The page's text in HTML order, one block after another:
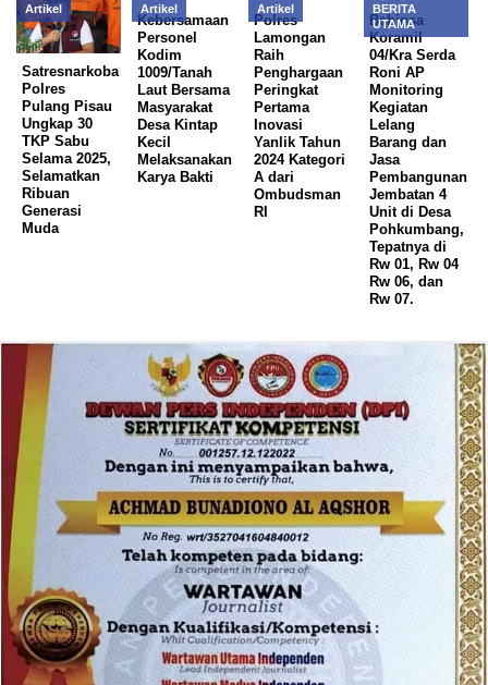
Artikel
Satresnarkoba
Polres
Pulang Pisau
Ungkap 30
TKP Sabu
Selama 2025,
Selamatkan
Ribuan
Generasi
Muda
Artikel
Kebersamaan
Personel
Kodim
1009/Tanah
Laut Bersama
Masyarakat
Desa Kintap
Kecil
Melaksanakan
Karya Bakti
Artikel
Polres
Lamongan
Raih
Penghargaan
Peringkat
Pertama
Inovasi
Yanlik Tahun
2024 Kategori
A dari
Ombudsman
RI
BERITA
UTAMA
Babinsa
Koramil
04/Kra Serda
Roni AP
Monitoring
Kegiatan
Lelang
Barang dan
Jasa
Pembangunan
Jembatan 4
Unit di Desa
Pohkumbang,
Tepatnya di
Rw 01, Rw 04
Rw 06, dan
Rw 07.